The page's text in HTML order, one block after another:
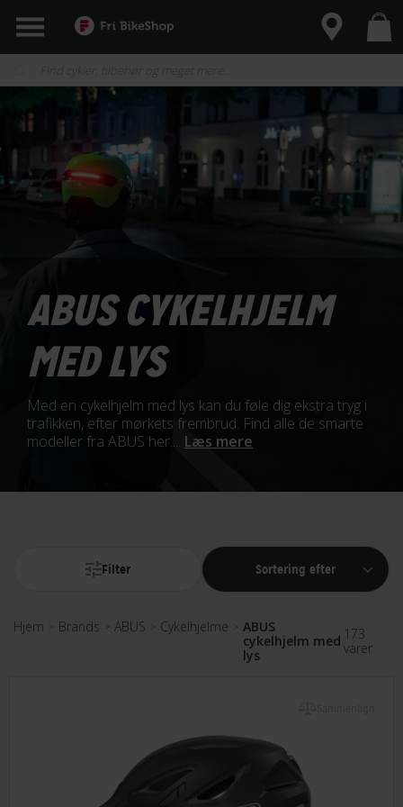
ABUS CYKELHJELM
MED LYS
Med en cykelhjelm med lys kan du føle dig ekstra tryg i
trafikken, efter mørkets frembrud. Find alle de smarte
modeller fra ABUS her.... Læs mere
Filter Sortering efter
Hjem > Brands > ABUS > Cykelhjelme > ABUS
cykelhjelm med
lys
173
varer